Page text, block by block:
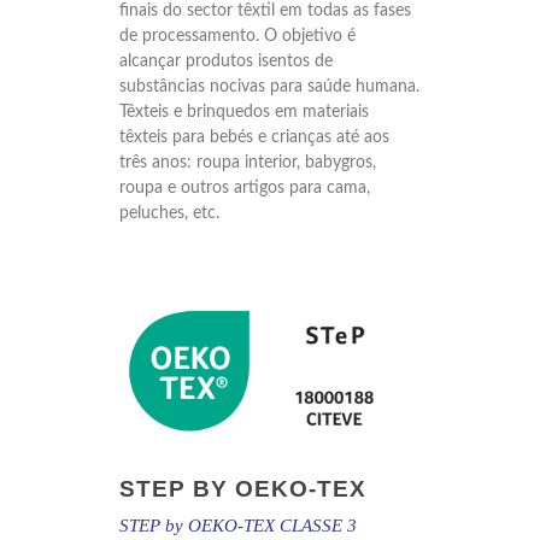
finais do sector têxtil em todas as fases
de processamento. O objetivo é
alcançar produtos isentos de
substâncias nocivas para saúde humana.
Têxteis e brinquedos em materiais
têxteis para bebés e crianças até aos
três anos: roupa interior, babygros,
roupa e outros artigos para cama,
peluches, etc.
STEP BY OEKO-TEX
STEP by OEKO-TEX CLASSE 3